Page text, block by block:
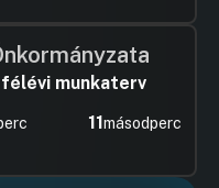
munkaterv
11másodperc